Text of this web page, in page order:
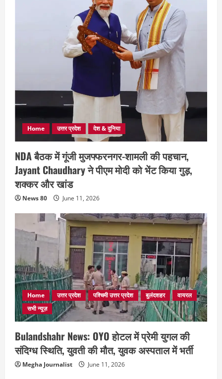
Home उत्तर प्रदेश देश & दुनिया
NDA बैठक में गूंजी मुजफ्फरनगर-शामली की पहचान,
Jayant Chaudhary ने पीएम मोदी को भेंट किया गुड़,
शक्कर और खांड
News 80 June 11, 2026
Home उत्तर प्रदेश पश्चिमी उत्तर प्रदेश बुलंदशहर
वायरल
सभी न्यूज़
Bulandshahr News: OYO होटल में प्रेमी युगल की
संदिग्ध स्थिति, युवती की मौत, युवक अस्पताल में भर्ती
Megha Journalist June 11, 2026